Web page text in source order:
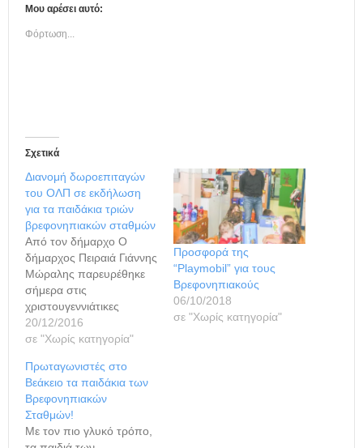
Μου αρέσει αυτό:
Φόρτωση...
Σχετικά
Διανομή δωροεπιταγών
του ΟΛΠ σε εκδήλωση
για τα παιδάκια τριών
βρεφονηπιακών σταθμών
Από τον δήμαρχο Ο
δήμαρχος Πειραιά Γιάννης
Μώραλης παρευρέθηκε
σήμερα στις
χριστουγεννιάτικες
εκδηλώσεις, που είχαν
οργανώσει οι 13ος, 14ος
Σταθμοί, στον Πολιτιστικό
Πολυχώρο «Κώστας
Κωσταράκος», στα
Καμίνια. Μικροί και
μεγάλοι απόλαυσαν τα
20/12/2016
σε "Χωρίς κατηγορία"
Προσφορά της
“Playmobil” για τους
Βρεφονηπιακούς
06/10/2018
σε "Χωρίς κατηγορία"
Πρωταγωνιστές στο
Βεάκειο τα παιδάκια των
Βρεφονηπιακών
Σταθμών!
Με τον πιο γλυκό τρόπο,